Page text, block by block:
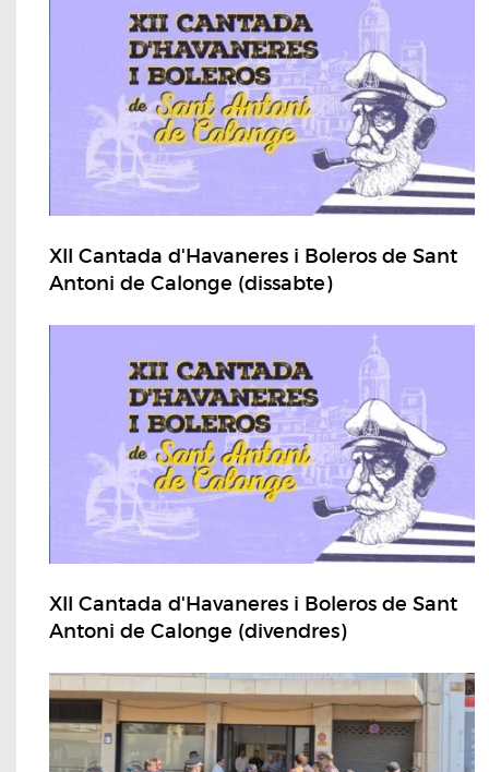
XII Cantada d'Havaneres i Boleros de Sant
Antoni de Calonge (dissabte)
XII Cantada d'Havaneres i Boleros de Sant
Antoni de Calonge (divendres)